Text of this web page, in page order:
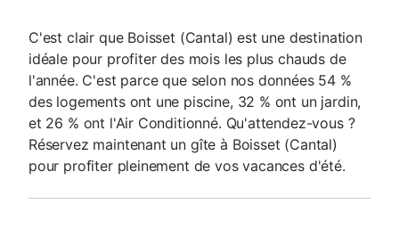
C'est clair que Boisset (Cantal) est une destination
idéale pour profiter des mois les plus chauds de
l'année. C'est parce que selon nos données 54 %
des logements ont une piscine, 32 % ont un jardin,
et 26 % ont l'Air Conditionné. Qu'attendez-vous ?
Réservez maintenant un gîte à Boisset (Cantal)
pour profiter pleinement de vos vacances d'été.